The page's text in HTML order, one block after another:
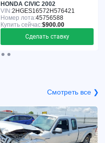
HONDA CIVIC 2002
VIN:2HGES16572H576421
Номер лота:45756588
Купить сейчас:$900.00
Сделать ставку
Смотреть все ❯